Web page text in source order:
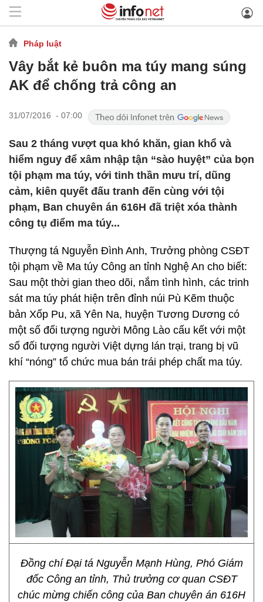
Pháp luật
Vây bắt kẻ buôn ma túy mang súng
AK để chống trả công an
31/07/2016 - 07:00
Sau 2 tháng vượt qua khó khăn, gian khổ và
hiểm nguy để xâm nhập tận “sào huyệt” của bọn
tội phạm ma túy, với tinh thần mưu trí, dũng
cảm, kiên quyết đấu tranh đến cùng với tội
phạm, Ban chuyên án 616H đã triệt xóa thành
công tụ điểm ma túy...
Thượng tá Nguyễn Đình Anh, Trưởng phòng CSĐT
tội phạm về Ma túy Công an tỉnh Nghệ An cho biết:
Sau một thời gian theo dõi, nắm tình hình, các trinh
sát ma túy phát hiện trên đỉnh núi Pù Kẽm thuộc
bản Xốp Pu, xã Yên Na, huyện Tương Dương có
một số đối tượng người Mông Lào cấu kết với một
số đối tượng người Việt dựng lán trại, trang bị vũ
khí “nóng” tổ chức mua bán trái phép chất ma túy.
Đồng chí Đại tá Nguyễn Mạnh Hùng, Phó Giám
đốc Công an tỉnh, Thủ trưởng cơ quan CSĐT
chúc mừng chiến công của Ban chuyên án 616H